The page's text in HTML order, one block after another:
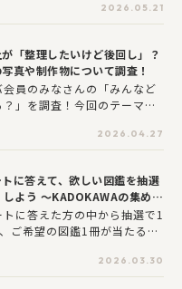
いでしょうか。今回は、ヨメ
ンケートを実施しました。
店を、どんな理由で選んでい
外食時に工夫していることや
ど、調査結果と皆さんのコメ
紹介します。
と際反響が大きかったテー
子さんの写真・制作物」につ
くださっている、うえだしろ
やけさんにもアンケートに
ただきました！
2026.05.21
「整理したいけど後回し」？
真や制作物について調査！
会員のみなさんの「みんなど
？」を調査！今回のテーマ
もの成長の証である「写真」
園や幼稚園・学校で作ってき
くさん残しておきたいと思う
日々増えていく写真の整理が
ない」「立体作品の保管場所
と悩んでいる保護者の方は多
へのアンケートから、リアル
2026.04.27
に答えて、欲しい図鑑を抽選
よう ～KADOKAWAの集める
春の大プレゼント祭り～
トに答えた方の中から抽選で1
ご希望の図鑑1冊が当たる！
のご応募をお待ちしておりま
2026.03.30